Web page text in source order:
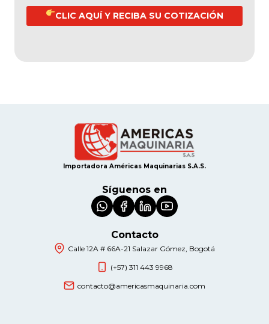
CLIC AQUÍ Y RECIBA SU COTIZACIÓN
Importadora Américas Maquinarias S.A.S.
Síguenos en
Contacto
Calle 12A # 66A-21 Salazar Gómez, Bogotá
(+57) 311 443 9968
contacto@americasmaquinaria.com